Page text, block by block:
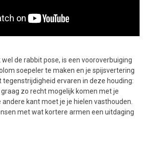
wel de rabbit pose, is een vooroverbuiging
soepeler te maken en je spijsvertering
ervaren in deze houding:
zo recht mogelijk komen met je
andere kant moet je je hielen vasthouden.
met wat kortere armen een uitdaging